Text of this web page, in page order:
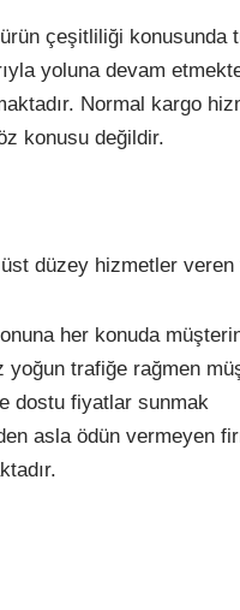
çeşitliliği
yoluna devam
Normal kargo
konusu değildir.
düzey hizmetler veren
her konuda
yoğun trafiğe rağmen
dostu fiyatlar sunmak
asla ödün vermeyen